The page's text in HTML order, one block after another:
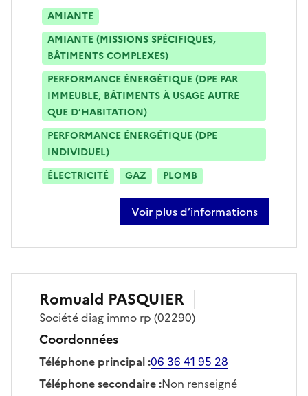
AMIANTE
AMIANTE (MISSIONS SPÉCIFIQUES,
BÂTIMENTS COMPLEXES)
PERFORMANCE ÉNERGÉTIQUE (DPE PAR
IMMEUBLE, BÂTIMENTS À USAGE AUTRE
QUE D’HABITATION)
PERFORMANCE ÉNERGÉTIQUE (DPE
INDIVIDUEL)
ÉLECTRICITÉ
GAZ PLOMB
Voir plus d’informations
sur frédéric spinelli
Romuald PASQUIER
Sociétédiag immo rp (02290)
Coordonnées
Téléphone principal:06 36 41 95 28
Téléphone secondaire:Non renseigné